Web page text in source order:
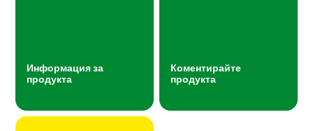
Информация за
продукта
Коментирайте
продукта